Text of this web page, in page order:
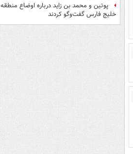
پوتین و محمد بن زاید درباره اوضاع منطقه
خلیج فارس گفت‌وگو کردند